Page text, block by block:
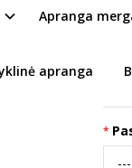
Apranga
apranga